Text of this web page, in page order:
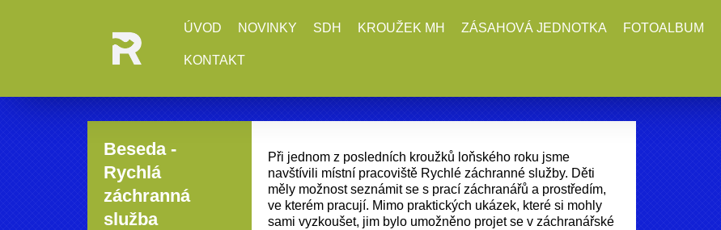
ÚVOD NOVINKY SDH KROUŽEK MH ZÁSAHOVÁ JEDNOTKA FOTOALBUM
KONTAKT
Beseda -
Rychlá
záchranná
služba
Při jednom z posledních kroužků loňského roku jsme
navštívili místní pracoviště Rychlé záchranné služby. Děti
měly možnost seznámit se s prací záchranářů a prostředím,
ve kterém pracují. Mimo praktických ukázek, které si mohly
sami vyzkoušet, jim bylo umožněno projet se v záchranářské